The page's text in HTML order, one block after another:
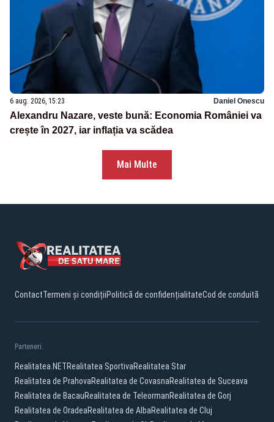
6 aug. 2026, 15:23 Daniel Onescu
Alexandru Nazare, veste bună: Economia României va
crește în 2027, iar inflația va scădea
Mai Multe
ContactTermeni și condițiiPolitică de confidențialitateCod de conduită
Parteneri:
Realitatea.NETRealitatea SportivaRealitatea Star
Realitatea de PrahovaRealitatea de CovasnaRealitatea de Suceava
Realitatea de BacauRealitatea de TeleormanRealitatea de Gorj
Realitatea de OradeaRealitatea de AlbaRealitatea de Cluj